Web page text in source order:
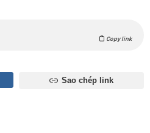
Copy link
Sao chép link